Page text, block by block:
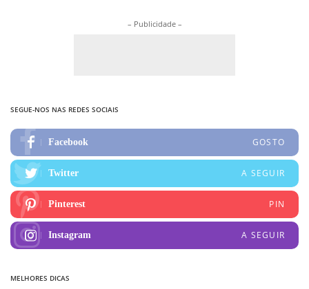
– Publicidade –
SEGUE-NOS NAS REDES SOCIAIS
Facebook GOSTO
Twitter A SEGUIR
Pinterest PIN
Instagram A SEGUIR
MELHORES DICAS